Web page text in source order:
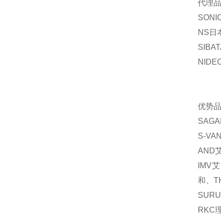
代理
NS 日
优势
S-
AND
IMV
和、
RKC